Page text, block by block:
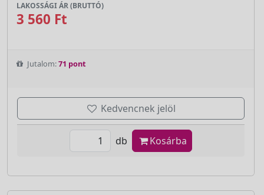
LAKOSSÁGI ÁR (BRUTTÓ)
3 560 Ft
Jutalom:71 pont
Kedvencnek jelöl
db Kosárba